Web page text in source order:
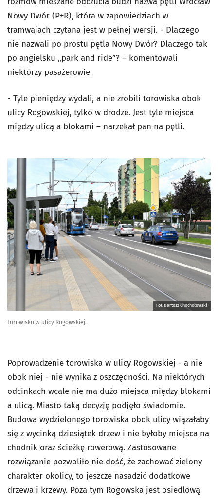
Nowy Dwór (P+R), która w zapowiedziach w
tramwajach czytana jest w pełnej wersji. - Dlaczego
nie nazwali po prostu pętla Nowy Dwór? Dlaczego tak
po angielsku „park and ride”? – komentowali
niektórzy pasażerowie.
- Tyle pieniędzy wydali, a nie zrobili torowiska obok
ulicy Rogowskiej, tylko w drodze. Jest tyle miejsca
między ulicą a blokami – narzekał pan na pętli.
Fot. Bartosz Chochołowski
Torowisko w ulicy Rogowskiej.
Poprowadzenie torowiska w ulicy Rogowskiej - a nie
obok niej - nie wynika z oszczędności. Na niektórych
odcinkach wcale nie ma dużo miejsca między blokami
a ulicą. Miasto taką decyzję podjęło świadomie.
Budowa wydzielonego torowiska obok ulicy wiązałaby
się z wycinką dziesiątek drzew i nie byłoby miejsca na
chodnik oraz ścieżkę rowerową. Zastosowane
rozwiązanie pozwoliło nie dość, że zachować zielony
charakter okolicy, to jeszcze nasadzić dodatkowe
drzewa i krzewy. Poza tym Rogowska jest osiedlową